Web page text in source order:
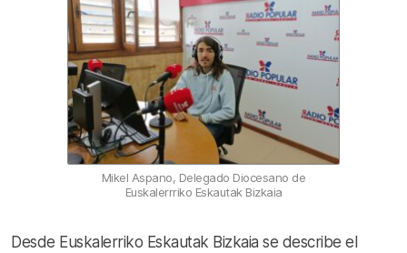
Mikel Aspano, Delegado Diocesano de
Euskalerrriko Eskautak Bizkaia
Desde Euskalerriko Eskautak Bizkaia se describe el